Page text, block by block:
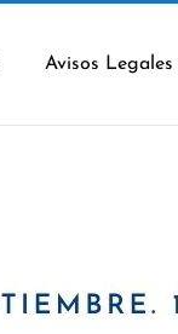
Avisos Legales